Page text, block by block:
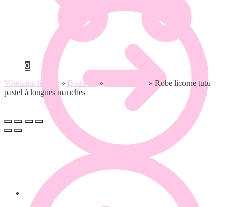
0.00
0
Vêtement licorne » Boutique » » Robe licorne tutu
pastel à longues manches